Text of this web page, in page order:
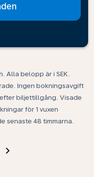
Alla belopp är i SEK.
Ingen bokningsavgift
biljettillgång. Visade
för 1 vuxen
senaste 48 timmarna.